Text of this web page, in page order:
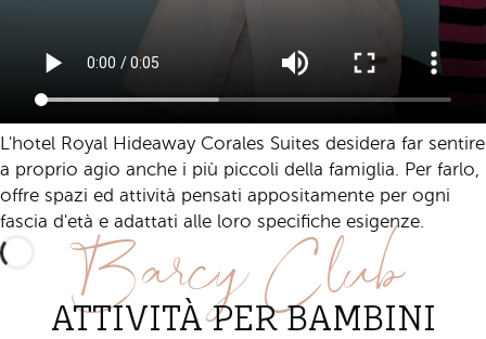
L'hotel Royal Hideaway Corales Suites desidera far sentire
a proprio agio anche i più piccoli della famiglia. Per farlo,
offre spazi ed attività pensati appositamente per ogni
fascia d'età e adattati alle loro specifiche esigenze.
Barcy Club
ATTIVITÀ PER BAMBINI